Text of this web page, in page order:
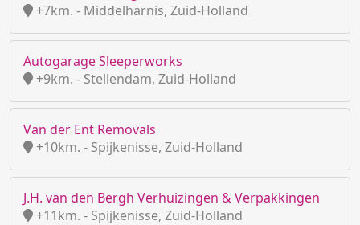
+7km. - Middelharnis, Zuid-Holland
Autogarage Sleeperworks
+9km. - Stellendam, Zuid-Holland
Van der Ent Removals
+10km. - Spijkenisse, Zuid-Holland
J.H. van den Bergh Verhuizingen & Verpakkingen
+11km. - Spijkenisse, Zuid-Holland